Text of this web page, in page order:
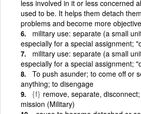
less involved in it or less concerned
used to be. It helps them detach
problems and become more objective
military use: separate (a small
especially for a special assignment;
military use: separate (a small
especially for a special assignment;
To push asunder; to come off or
anything; to disengage
{f} remove, separate,
mission (Military)